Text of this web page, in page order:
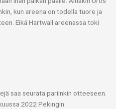
kun areena on todella tuore ja
Eikä Hartwall areenassa toki
saa seurata pariinkin otteeseen.
2022 Pekingin